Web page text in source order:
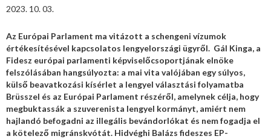
2023. 10. 03.
Az Európai Parlament ma vitázott a schengeni vízumok
értékesítésével kapcsolatos lengyelországi ügyről. Gál Kinga, a
Fidesz európai parlamenti képviselőcsoportjának elnöke
felszólásában hangsúlyozta: a mai vita valójában egy súlyos,
külső beavatkozási kísérlet a lengyel választási folyamatba
Brüsszel és az Európai Parlament részéről, amelynek célja, hogy
megbuktassák a szuverenista lengyel kormányt, amiért nem
hajlandó befogadni az illegális bevándorlókat és nem fogadja el
a kötelező migránskvótát. Hidvéghi Balázs fideszes EP-